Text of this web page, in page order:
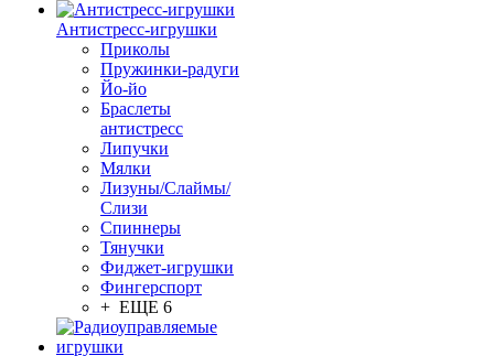
Антистресс-игрушки
Приколы
Пружинки-радуги
Йо-йо
Браслеты
антистресс
Липучки
Мялки
Лизуны/Слаймы/
Слизи
Спиннеры
Тянучки
Фиджет-игрушки
Фингерспорт
+ ЕЩЕ 6